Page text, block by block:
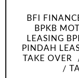
BFI
BPKB
LEASING
PINDAH
TAKE OVER